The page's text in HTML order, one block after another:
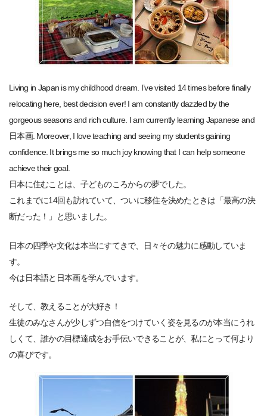
Living in Japan is my childhood dream. I’ve visited 14 times before finally
relocating here, best decision ever! I am constantly dazzled by the
gorgeous seasons and rich culture. I am currently learning Japanese and
日本画. Moreover, I love teaching and seeing my students gaining
confidence. It brings me so much joy knowing that I can help someone
achieve their goal.
日本に住むことは、子どものころからの夢でした。
これまでに14回も訪れていて、ついに移住を決めたときは「最高の決
断だった！」と思いました。
日本の四季や文化は本当にすてきで、日々その魅力に感動していま
す。
今は日本語と日本画を学んでいます。
そして、教えることが大好き！
生徒のみなさんが少しずつ自信をつけていく姿を見るのが本当にうれ
しくて、誰かの目標達成をお手伝いできることが、私にとって何より
の喜びです。